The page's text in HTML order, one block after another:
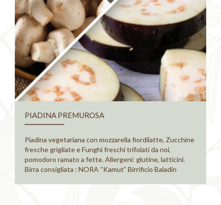
PIADINA PREMUROSA
Piadina vegetariana con mozzarella fiordilatte, Zucchine
fresche grigliate e Funghi freschi trifolati da noi,
pomodoro ramato a fette. Allergeni: glutine, latticini.
Birra consigliata : NORA “Kamut” Birrificio Baladin